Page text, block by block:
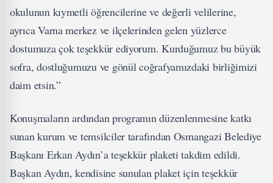
okulunun kıymetli öğrencilerine ve değerli velilerine,
ayrıca Varna merkez ve ilçelerinden gelen yüzlerce
dostumuza çok teşekkür ediyorum. Kurduğumuz bu büyük
sofra, dostluğumuzu ve gönül coğrafyamızdaki birliğimizi
daim etsin.”
Konuşmaların ardından programın düzenlenmesine katkı
sunan kurum ve temsilciler tarafından Osmangazi Belediye
Başkanı Erkan Aydın’a teşekkür plaketi takdim edildi.
Başkan Aydın, kendisine sunulan plaket için teşekkür